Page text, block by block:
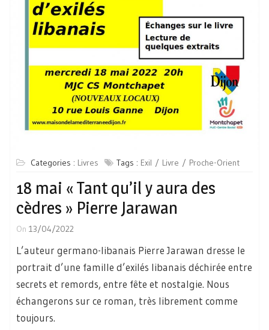
Categories : Livres Tags : Exil Livre Proche-Orient
18 mai « Tant qu’il y aura des
cèdres » Pierre Jarawan
On 13/04/2022
L’auteur germano-libanais Pierre Jarawan dresse le
portrait d’une famille d’exilés libanais déchirée entre
secrets et remords, entre fête et nostalgie. Nous
échangerons sur ce roman, très librement comme
toujours.